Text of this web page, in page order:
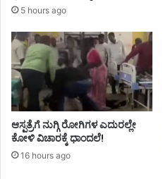
5 hours ago
ಆಸ್ಪತ್ರೆಗೆ ನುಗ್ಗಿ ರೋಗಿಗಳ ಎದುರಲ್ಲೇ
ಕೋಳಿ ವಿಚಾರಕ್ಕೆ ಧಾಂದಲೆ!
16 hours ago